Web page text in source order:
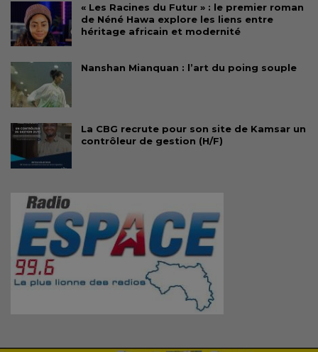
« Les Racines du Futur » : le premier roman
de Néné Hawa explore les liens entre
héritage africain et modernité
Nanshan Mianquan : l’art du poing souple
La CBG recrute pour son site de Kamsar un
contrôleur de gestion (H/F)